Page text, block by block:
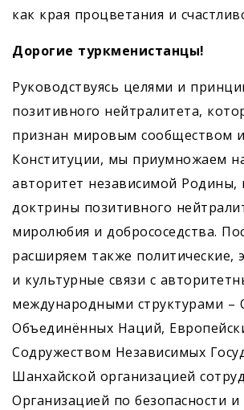
как края процветания и
Дорогие туркменистанцы!
Руководствуясь целями и
позитивного нейтралитета,
признан мировым сообществом
Конституции, мы приумножаем
авторитет независимой
доктрины позитивного
миролюбия и добрососедства.
расширяем также политические,
и культурные связи с
международными структурами –
Объединённых Наций,
Содружеством Независимых
Шанхайской организацией
Организацией по безопасности и